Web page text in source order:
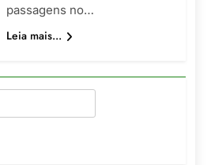
passagens no…
Leia mais...